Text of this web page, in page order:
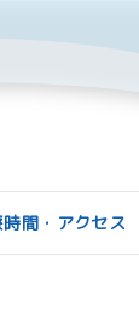
時間・アクセス